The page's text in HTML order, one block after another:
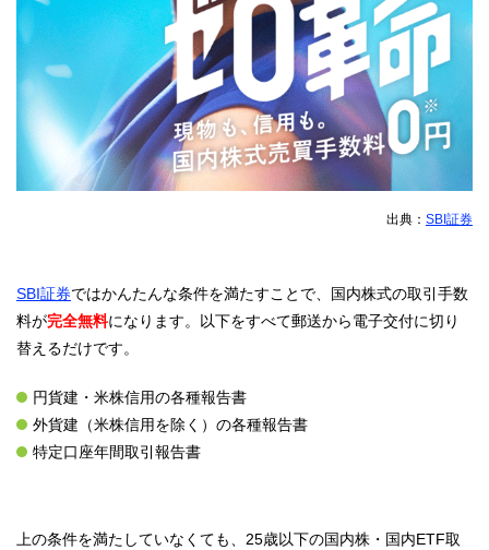
出典： SBI証券
SBI証券ではかんたんな条件を満たすことで、国内株式の取引手数
料が完全無料になります。以下をすべて郵送から電子交付に切り
替えるだけです。
円貨建・米株信用の各種報告書
外貨建（米株信用を除く）の各種報告書
特定口座年間取引報告書
上の条件を満たしていなくても、25歳以下の国内株・国内ETF取